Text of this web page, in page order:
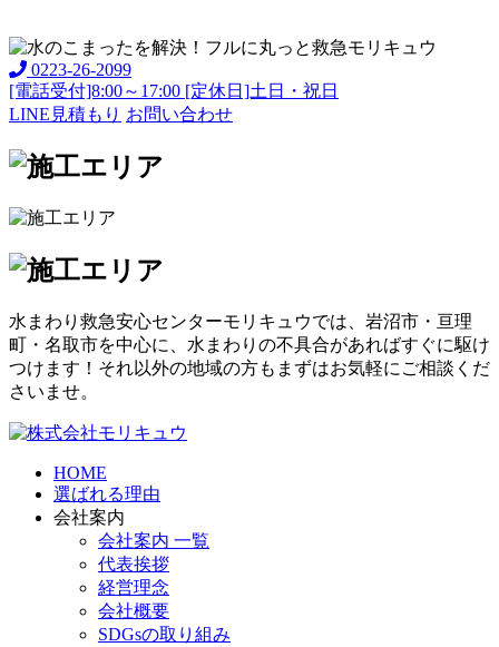
0223-26-2099
[電話受付]8:00～17:00 [定休日]土日・祝日
LINE見積もり お問い合わせ
水まわり救急安心センターモリキュウでは、岩沼市・亘理
町・名取市を中心に、水まわりの不具合があればすぐに駆け
つけます！それ以外の地域の方もまずはお気軽にご相談くだ
さいませ。
HOME
選ばれる理由
会社案内
会社案内 一覧
代表挨拶
経営理念
会社概要
SDGsの取り組み